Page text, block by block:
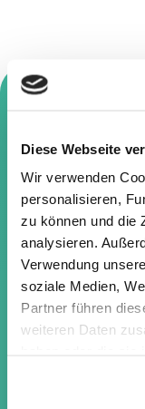
Diese Webseite
Wir verwenden
personalisieren,
zu können und die
analysieren.
Verwendung
soziale Medien,
Partner führen
weiteren Daten
Sie können sich
Verbindung
nachstehenden
oder das Formular
Seite verwenden.
Berlin